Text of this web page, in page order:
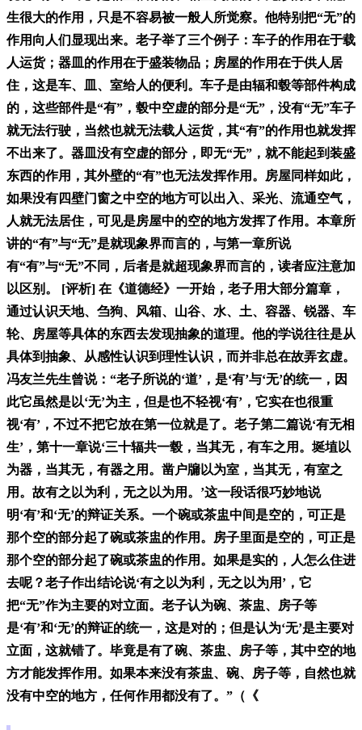
生很大的作用，只是不容易被一般人所觉察。他特别把“无”的
作用向人们显现出来。老子举了三个例子：车子的作用在于载
人运货；器皿的作用在于盛装物品；房屋的作用在于供人居
住，这是车、皿、室给人的便利。车子是由辐和毂等部件构成
的，这些部件是“有”，毂中空虚的部分是“无”，没有“无”车子
就无法行驶，当然也就无法载人运货，其“有”的作用也就发挥
不出来了。器皿没有空虚的部分，即无“无”，就不能起到装盛
东西的作用，其外壁的“有”也无法发挥作用。房屋同样如此，
如果没有四壁门窗之中空的地方可以出入、采光、流通空气，
人就无法居住，可见是房屋中的空的地方发挥了作用。本章所
讲的“有”与“无”是就现象界而言的，与第一章所说
有“有”与“无”不同，后者是就超现象界而言的，读者应注意加
以区别。 [评析] 在《道德经》一开始，老子用大部分篇章，
通过认识天地、刍狗、风箱、山谷、水、土、容器、锐器、车
轮、房屋等具体的东西去发现抽象的道理。他的学说往往是从
具体到抽象、从感性认识到理性认识，而并非总在故弄玄虚。
冯友兰先生曾说：“老子所说的‘道’，是‘有’与‘无’的统一，因
此它虽然是以‘无’为主，但是也不轻视‘有’，它实在也很重
视‘有’，不过不把它放在第一位就是了。老子第二篇说‘有无相
生’，第十一章说‘三十辐共一毂，当其无，有车之用。埏埴以
为器，当其无，有器之用。凿户牖以为室，当其无，有室之
用。故有之以为利，无之以为用。’这一段话很巧妙地说
明‘有’和‘无’的辩证关系。一个碗或茶盅中间是空的，可正是
那个空的部分起了碗或茶盅的作用。房子里面是空的，可正是
那个空的部分起了碗或茶盅的作用。如果是实的，人怎么住进
去呢？老子作出结论说‘有之以为利，无之以为用’，它
把“无”作为主要的对立面。老子认为碗、茶盅、房子等
是‘有’和‘无’的辩证的统一，这是对的；但是认为‘无’是主要对
立面，这就错了。毕竟是有了碗、茶盅、房子等，其中空的地
方才能发挥作用。如果本来没有茶盅、碗、房子等，自然也就
没有中空的地方，任何作用都没有了。”（《